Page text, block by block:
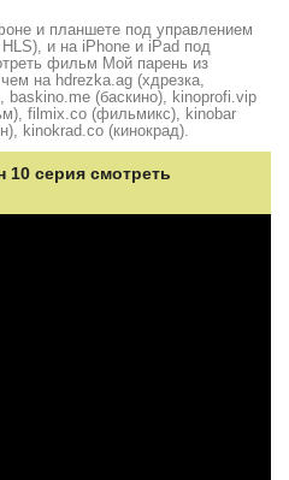
и планшете под управлением
и на iPhone и iPad под
фильм Мой парень из
на hdrezka.ag (хдрезка,
baskino.me (баскино), kinoprofi.vip
filmix.co (фильмикс), kinobar
kinokrad.сo (кинокрад).
10 серия смотреть